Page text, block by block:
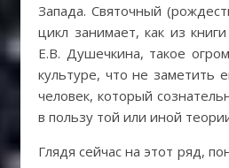
Запада. Святочный
цикл занимает, как из
Е.В. Душечкина, такое
культуре, что не заметить
человек, который
в пользу той или иной
Глядя сейчас на этот ряд,